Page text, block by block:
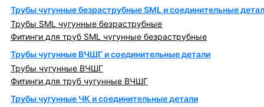
Трубы чугунные безраструбные SML и соединительные
Трубы SML чугунные безраструбные
Фитинги для труб SML чугунные безраструбные
Трубы чугунные ВЧШГ и соединительные детали
Трубы чугунные ВЧШГ
Фитинги для труб чугунные ВЧШГ
Трубы чугунные ЧК и соединительные детали